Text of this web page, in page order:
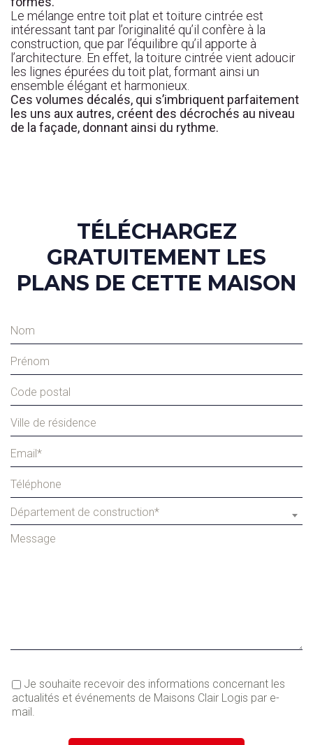
Le mélange entre toit plat et toiture cintrée est
intéressant tant par l’originalité qu’il confère à la
construction, que par l’équilibre qu’il apporte à
l’architecture. En effet, la toiture cintrée vient adoucir
les lignes épurées du toit plat, formant ainsi un
ensemble élégant et harmonieux.
Ces volumes décalés, qui s’imbriquent parfaitement
les uns aux autres, créent des décrochés au niveau
de la façade, donnant ainsi du rythme.
TÉLÉCHARGEZ
GRATUITEMENT LES
PLANS DE CETTE MAISON
Département de construction*
Je souhaite recevoir des informations concernant les
actualités et événements de Maisons Clair Logis par e-
mail.